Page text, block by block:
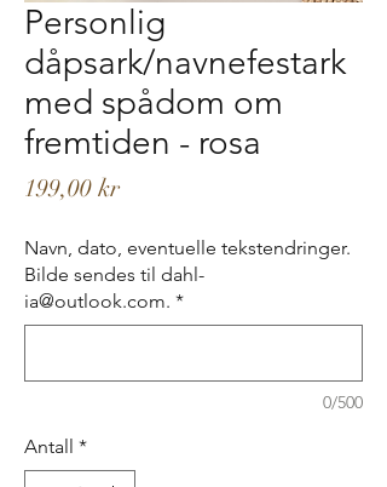
Personlig
dåpsark/navnefestark
med spådom om
fremtiden - rosa
199,00 krPris
Navn, dato, eventuelle tekstendringer.
Bilde sendes til dahl-
ia@outlook.com. *
0/500
Antall *